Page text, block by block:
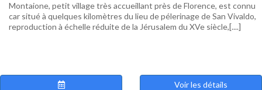
Montaione, petit village très accueillant près de Florence, est connu
car situé à quelques kilomètres du lieu de pélerinage de San Vivaldo,
reproduction à échelle réduite de la Jérusalem du XVe siècle,[....]
Voir les détails